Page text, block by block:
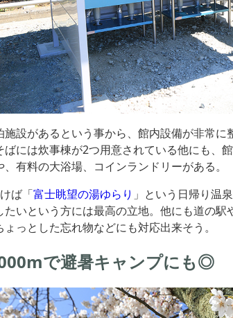
施設があるという事から、館内設備が非常に
ばには炊事棟が2つ用意されている他にも、
、有料の大浴場、コインランドリーがある。
ば「富士眺望の湯ゆらり 」という日帰り温
たいという方には最高の立地。他にも道の
っとした忘れ物などにも対応出来そう。
で避暑キャンプにも◎